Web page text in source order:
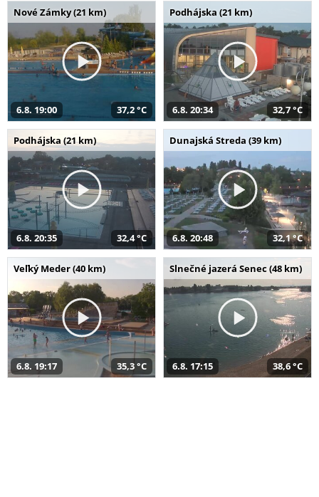
Nové Zámky (21 km)
6.8. 19:00 37,2 °C
Podhájska (21 km)
6.8. 20:34 32,7 °C
Podhájska (21 km)
6.8. 20:35 32,4 °C
Dunajská Streda (39 km)
6.8. 20:48 32,1 °C
Veľký Meder (40 km)
6.8. 19:17 35,3 °C
Slnečné jazerá Senec (48 km)
6.8. 17:15 38,6 °C